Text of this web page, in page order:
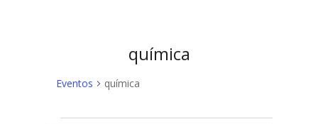
química
Eventos química